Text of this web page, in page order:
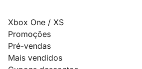
Xbox One / XS
Promoções
Pré-vendas
Mais vendidos